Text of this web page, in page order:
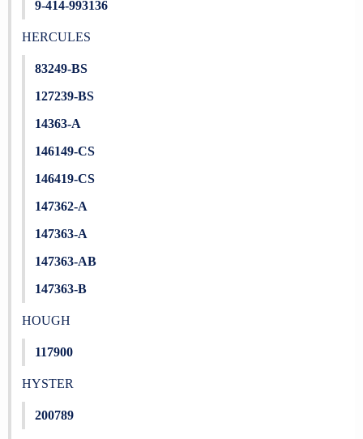
9-414-993136
HERCULES
83249-BS
127239-BS
14363-A
146149-CS
146419-CS
147362-A
147363-A
147363-AB
147363-B
HOUGH
117900
HYSTER
200789